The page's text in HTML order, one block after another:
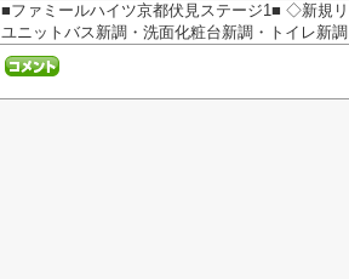
■ファミールハイツ京都伏見ステージ1■ ◇新
ユニットバス新調・洗面化粧台新調・トイレ新